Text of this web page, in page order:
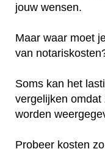
jouw wensen.
Maar waar moet
van
Soms kan het
vergelijken
worden
Probeer kosten